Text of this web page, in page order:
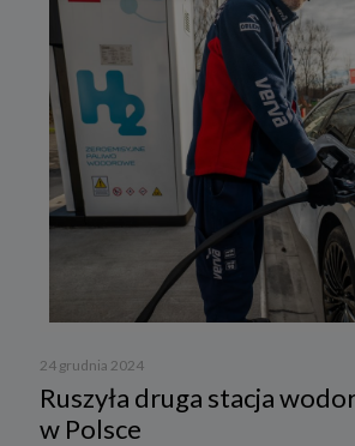
24 grudnia 2024
Ruszyła druga stacja
w Polsce